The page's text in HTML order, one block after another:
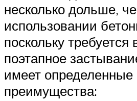
несколько дольше,
использовании
поскольку требуется
поэтапное
имеет определенные
преимущества: